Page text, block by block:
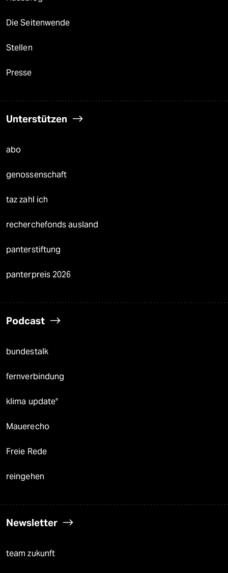
Die Seitenwende
Stellen
Presse
Unterstützen
abo
genossenschaft
taz zahl ich
recherchefonds ausland
panterstiftung
panterpreis 2026
Podcast
bundestalk
fernverbindung
klima update°
Mauerecho
Freie Rede
reingehen
Newsletter
team zukunft